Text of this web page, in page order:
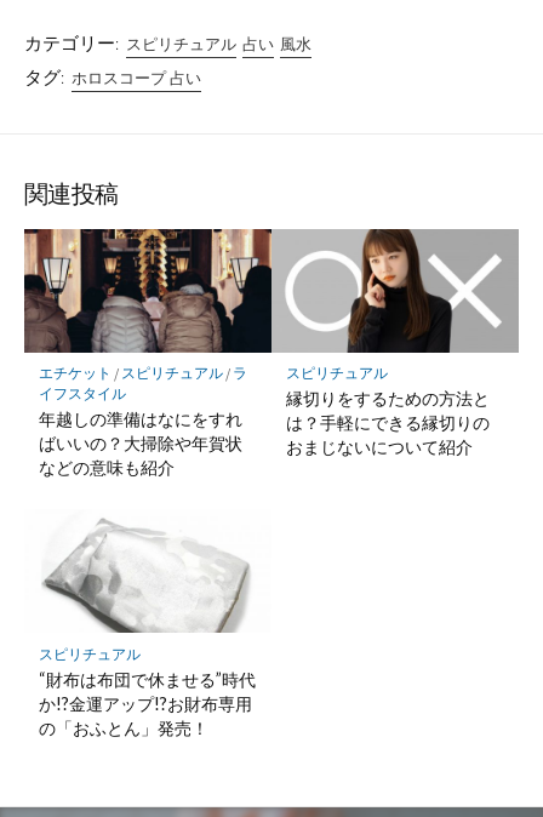
カテゴリー: スピリチュアル 占い 風水
タグ: ホロスコープ 占い
関連投稿
エチケット / スピリチュアル/ ラ
イフスタイル
年越しの準備はなにをすれ
ばいいの？大掃除や年賀状
などの意味も紹介
スピリチュアル
縁切りをするための方法と
は？手軽にできる縁切りの
おまじないについて紹介
スピリチュアル
“財布は布団で休ませる”時代
か!?金運アップ!?お財布専用
の「おふとん」発売！